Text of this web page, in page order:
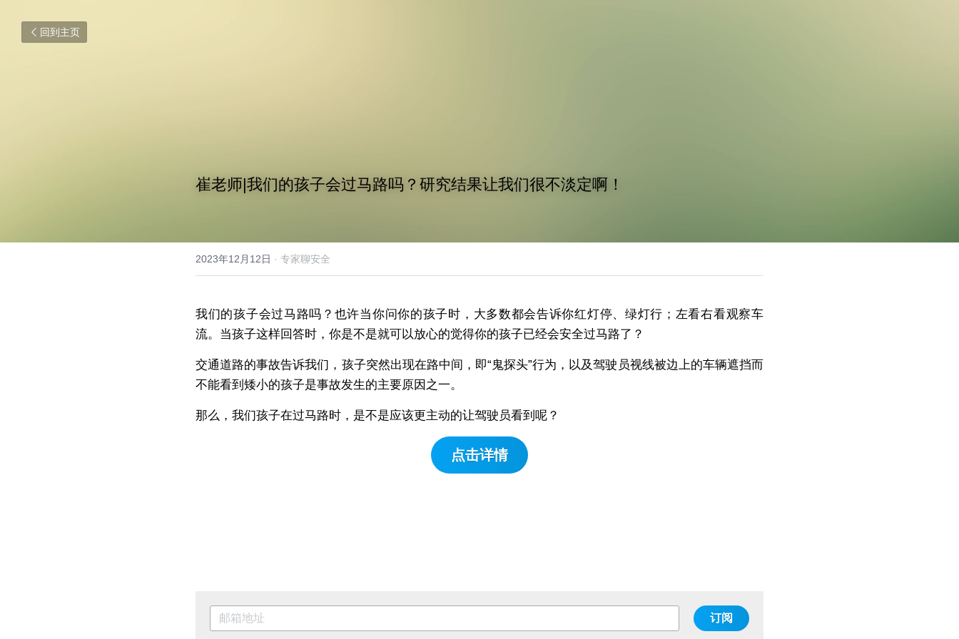
回到主页
崔老师|我们的孩子会过马路吗？研究结果让我们很不淡定啊！
2023年12月12日 · 专家聊安全
我们的孩子会过马路吗？也许当你问你的孩子时，大多数都会告诉你红灯停、绿灯行；左看右看观察车
流。当孩子这样回答时，你是不是就可以放心的觉得你的孩子已经会安全过马路了？
交通道路的事故告诉我们，孩子突然出现在路中间，即“鬼探头”行为，以及驾驶员视线被边上的车辆遮挡而
不能看到矮小的孩子是事故发生的主要原因之一。
那么，我们孩子在过马路时，是不是应该更主动的让驾驶员看到呢？
点击详情
订阅